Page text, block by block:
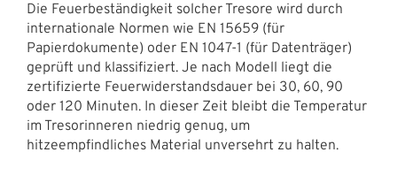
Die Feuerbeständigkeit solcher Tresore wird durch
internationale Normen wie EN 15659 (für
Papierdokumente) oder EN 1047-1 (für Datenträger)
geprüft und klassifiziert. Je nach Modell liegt die
zertifizierte Feuerwiderstandsdauer bei 30, 60, 90
oder 120 Minuten. In dieser Zeit bleibt die Temperatur
im Tresorinneren niedrig genug, um
hitzeempfindliches Material unversehrt zu halten.